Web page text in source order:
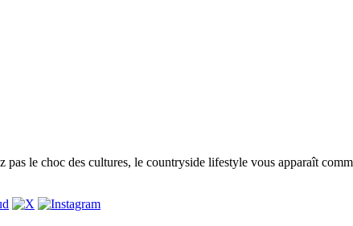
pas le choc des cultures, le countryside lifestyle vous apparaît